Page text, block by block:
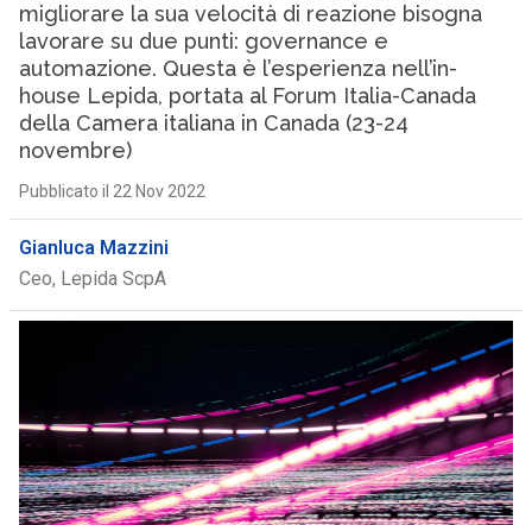
migliorare la sua velocità di reazione bisogna
lavorare su due punti: governance e
automazione. Questa è l’esperienza nell’in-
house Lepida, portata al Forum Italia-Canada
della Camera italiana in Canada (23-24
novembre)
Pubblicato il 22 Nov 2022
Gianluca Mazzini
Ceo, Lepida ScpA